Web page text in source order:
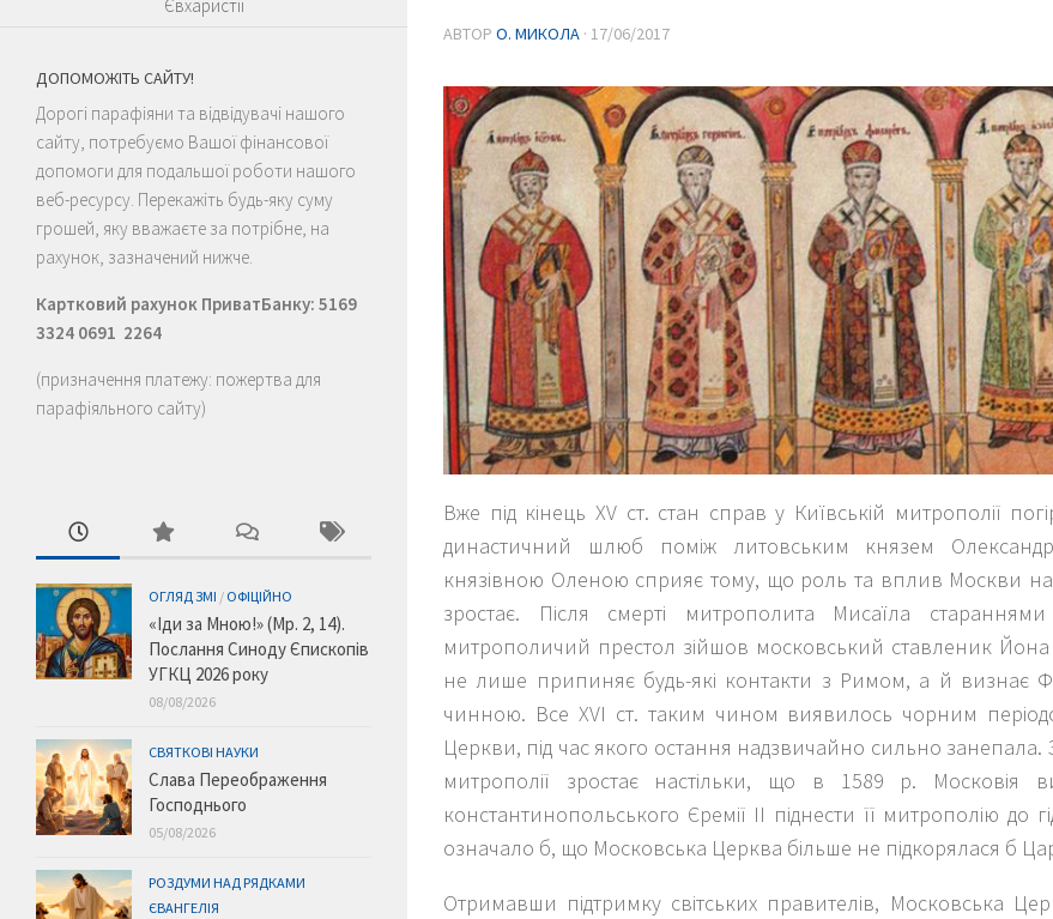
АВТОР О. МИКОЛА · 17/06/2017
Вже під кінець XV ст. стан справ у Київській митрополії
династичний шлюб поміж литовсь­ким князем
князівною Оленою сприяє тому, що роль та вплив Москви
зростає. Після смерті митрополита Мисаїла
митрополичий престол зійшов московський ставленик Йона
не лише припиняє будь-які контакти з Римом, а й визнає
чинною. Все XVI ст. таким чином виявилось чорним
Церкви, під час якого остання надзвичайно сильно занепала.
митрополії зростає настільки, що в 1589 р. Московія
константинополь­ського Єремії II піднести її митрополію до
означало б, що Московська Церква більше не підкоряла­ся б
Отримавши підтримку світських правителів, Московська
Євхаристії
ДОПОМОЖІТЬ САЙТУ!
Дорогі парафіяни та відвідувачі нашого
сайту, потребуємо Вашої фінансової
допомоги для подальшої роботи нашого
веб-ресурсу. Перекажіть будь-яку суму
грошей, яку вважаєте за потрібне, на
рахунок, зазначений нижче.
Картковий рахунок ПриватБанку: 5169
3324 0691 2264
(призначення платежу: пожертва для
парафіяльного сайту)
ОГЛЯД ЗМІ / ОФІЦІЙНО
«Іди за Мною!» (Мр. 2, 14).
Послання Синоду Єпископів
УГКЦ 2026 року
08/08/2026
СВЯТКОВІ НАУКИ
Слава Переображення
Господнього
05/08/2026
РОЗДУМИ НАД РЯДКАМИ
ЄВАНГЕЛІЯ